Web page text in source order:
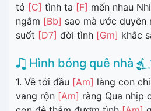
tỏ [C] tình ta [F] mến nhau
ngắm [Bb] sao mà ước duyên
suốt [D7] đời tình [Gm] khắc
Hình bóng quê nhà
1. Về tới đầu [Am] làng con
vang rộn [Am] ràng Qua nhịp